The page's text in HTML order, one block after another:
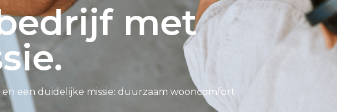
met
een duidelijke missie: duurzaam wooncomfort